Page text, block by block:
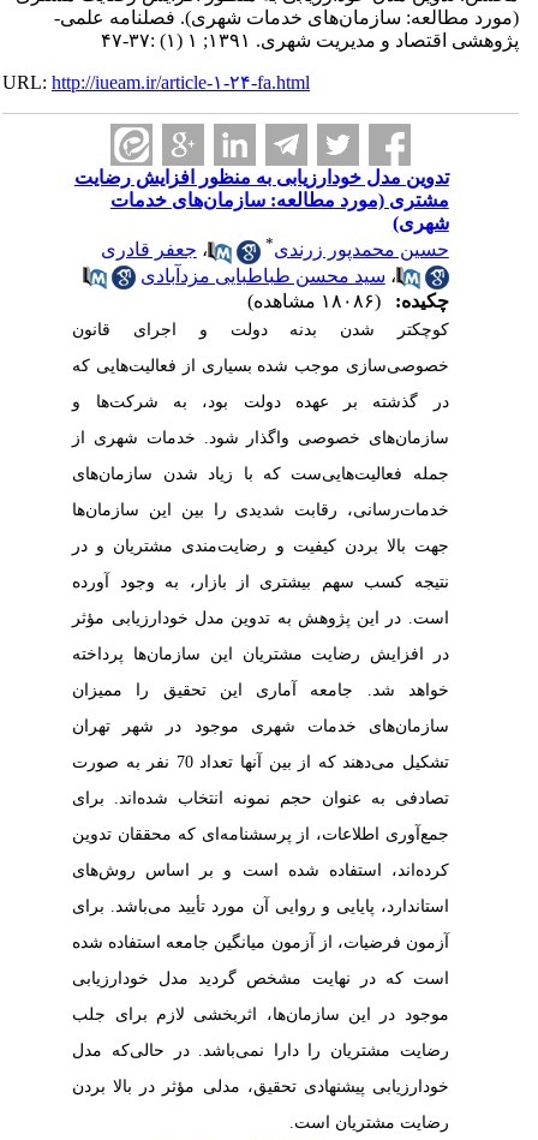
(مورد مطالعه: سازمان‌های خدمات شهری). فصلنامه علمی-
پژوهشی اقتصاد و مدیریت شهری. ۱۳۹۱; ۱ (۱) :۳۷-۴۷
URL:http://iueam.ir/article-۱-۲۴-fa.html
تدوین مدل خودارزیابی به منظور افزایش رضایت
مشتری (مورد مطالعه: سازمان‌های خدمات
شهری)
حسین محمدپور زرندی* ،جعفر قادری
،سید محسن طباطبایی مزدآبادی
چکیده:
کوچکتر شدن بدنه دولت و اجرای قانون
خصوصی‌سازی موجب شده بسیاری از فعالیت‌هایی که
در گذشته بر عهده دولت بود، به شرکت‌ها و
سازمان‌های خصوصی واگذار شود. خدمات شهری از
جمله فعالیت‌هایی‌ست که با زیاد شدن سازمان‌های
خدمات‌رسانی، رقابت شدیدی را بین این سازمان‌ها
جهت بالا بردن کیفیت و رضایت‌مندی مشتریان و در
نتیجه کسب سهم بیشتری از بازار، به وجود آورده
است. در این پژوهش به تدوین مدل خودارزیابی مؤثر
در افزایش رضایت مشتریان این سازمان‌ها پرداخته
خواهد شد. جامعه آماری این تحقیق را ممیزان
سازمان‌های خدمات شهری موجود در شهر تهران
تشکیل می‌دهند که از بین آنها تعداد 70 نفر به صورت
تصادفی به عنوان حجم نمونه انتخاب شده‌اند. برای
جمع‌آوری اطلاعات، از پرسشنامه‌ای که محققان تدوین
کرده‌اند، استفاده شده است و بر اساس روش‌های
استاندارد، پایایی و روایی آن مورد تأیید می‌باشد. برای
آزمون فرضیات، از آزمون میانگین جامعه استفاده شده
است که در نهایت مشخص گردید مدل خودارزیابی
موجود در این سازمان‌ها، اثربخشی لازم برای جلب
رضایت مشتریان را دارا نمی‌باشد. در حالی‌که مدل
خودارزیابی پیشنهادی تحقیق، مدلی مؤثر در بالا بردن
رضایت مشتریان است.